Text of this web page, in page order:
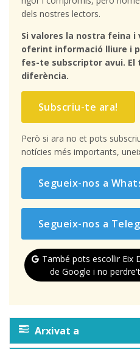
dels nostres lectors.
Si valores la nostra feina i
oferint informació lliure i
fes-te subscriptor avui. El
diferència.
Subscriu-te ara!
Però si ara no et pots
notícies més importants,
Segueix-nos a
Segueix-nos a
També pots escollir Eix
de Google i no
Arxivat a